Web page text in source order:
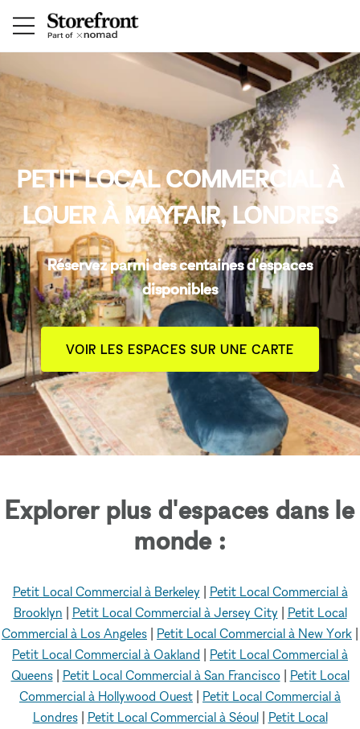
PETIT LOCAL COMMERCIAL À
LOUER À MAYFAIR, LONDRES
Réservez parmi des centaines d'espaces
disponibles
VOIR LES ESPACES SUR UNE CARTE
Explorer plus d'espaces dans le
monde :
Petit Local Commercial à Berkeley
Petit Local Commercial à
Brooklyn
Petit Local Commercial à Jersey City
Petit Local
Commercial à Los Angeles
Petit Local Commercial à New York
Petit Local Commercial à Oakland
Petit Local Commercial à
Queens| Petit Local Commercial à San Francisco| Petit Local
Commercial à Hollywood Ouest
Petit Local Commercial à
Londres| Petit Local Commercial à Séoul| Petit Local